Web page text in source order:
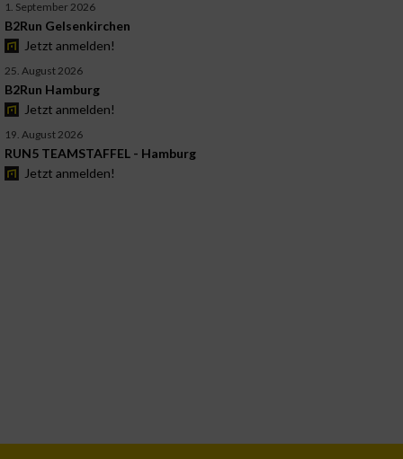
1. September 2026
B2Run Gelsenkirchen
Jetzt anmelden!
25. August 2026
B2Run Hamburg
Jetzt anmelden!
19. August 2026
RUN5 TEAMSTAFFEL - Hamburg
Jetzt anmelden!